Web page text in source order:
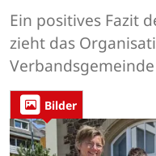
Ein positives Fazit
zieht das
Bilder